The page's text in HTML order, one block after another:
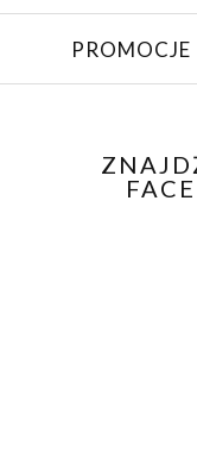
PROMOCJE